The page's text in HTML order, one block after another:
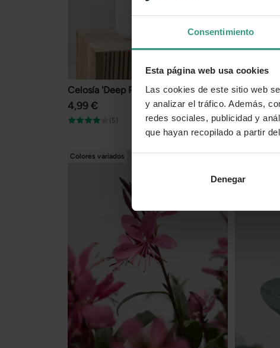
Consentimiento
Esta página web usa cookies
Las cookies de este sitio web
y analizar el tráfico. Además,
redes sociales, publicidad y
que hayan recopilado a partir
Denegar
Celosía 'Deep Purple'
4,99 €
(5)
Margarita
14,99 €
Colores variados